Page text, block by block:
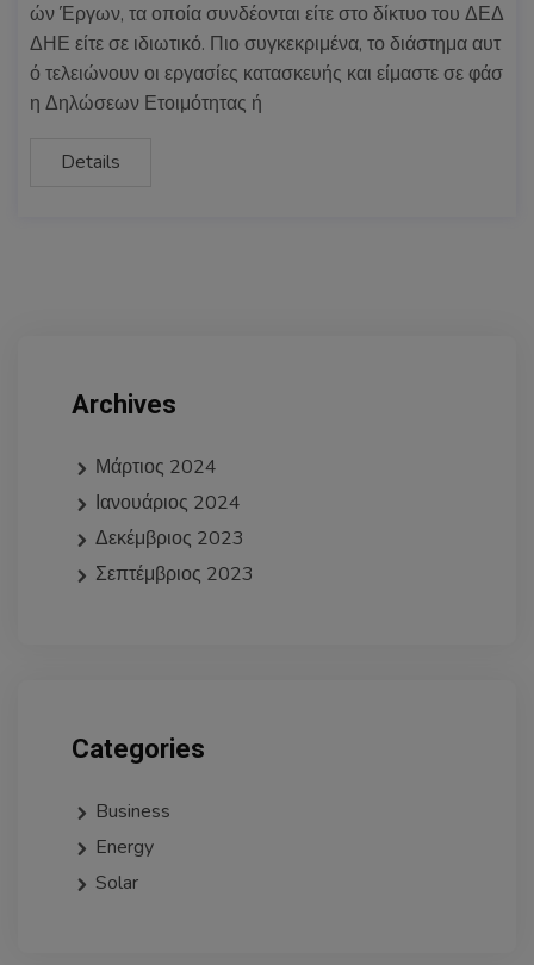
ών Έργων, τα οποία συνδέονται είτε στο δίκτυο του ΔΕΔ
ΔΗΕ είτε σε ιδιωτικό. Πιο συγκεκριμένα, το διάστημα αυτ
ό τελειώνουν οι εργασίες κατασκευής και είμαστε σε φάσ
η Δηλώσεων Ετοιμότητας ή
Details
Archives
Μάρτιος 2024
Ιανουάριος 2024
Δεκέμβριος 2023
Σεπτέμβριος 2023
Categories
Business
Energy
Solar